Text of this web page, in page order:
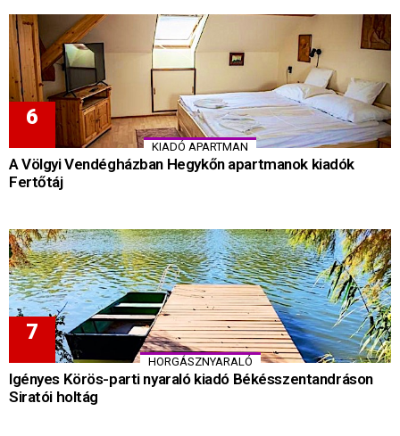
KIADÓ APARTMAN
A Völgyi Vendégházban Hegykőn apartmanok kiadók
Fertőtáj
HORGÁSZNYARALÓ
Igényes Körös-parti nyaraló kiadó Békésszentandráson
Siratói holtág